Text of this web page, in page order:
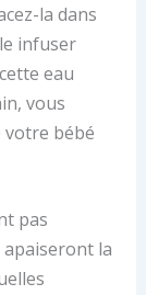
la dans
infuser
eau
vous
votre bébé
pas
apaiseront la